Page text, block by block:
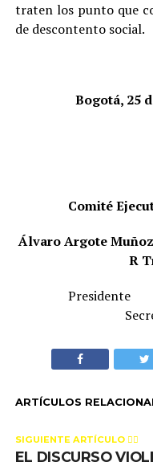
traten los punto que
de descontento social.
Bogotá, 25
Comité
Álvaro Argote Muñoz
R
ARTÍCULOS
SIGUIENTE ARTÍCULO 👈🏻
EL DISCURSO